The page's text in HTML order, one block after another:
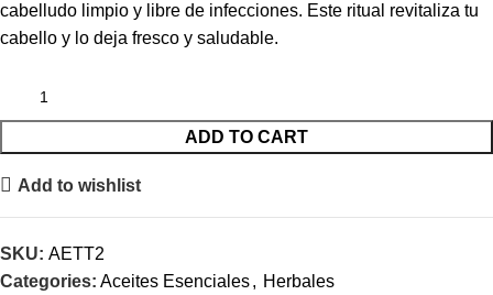
cabelludo limpio y libre de infecciones. Este ritual revitaliza tu
cabello y lo deja fresco y saludable.
ADD TO CART
Add to wishlist
SKU: AETT2
Categories: Aceites Esenciales, Herbales